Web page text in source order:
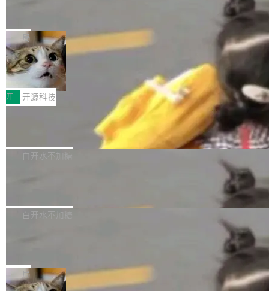
布，具体更新内容包括： feat(zero)：Zero 现
支持 --security superflag（token=...;whitelist
=...），与 Alpha 版本的格式一致，并据此对其
管理 HTTP 端点进行授权。 <blockquote> <p>
<span><strong>警告：</strong>&nbsp;Zero
的 admin ...
块钱的玩意儿——一根小竹签，一个竹筒，一头
系着涂了松香的线。甩起来，竹膜震动，发出“哇
——哇”的蝉鸣声。实物越来越难找了，有开发者
把它做成了 Web 玩具，放在 zhuzhiliao.imsai.c
c 上，并在 GitHub 开源。 玩法很简单：按住屏
幕画圈，或者直接甩手机。页面会实时显示转速
（圈/秒），声音来自真实竹知了录音的 1.72 秒
采样，无缝循环。音频解码失败时，还有一套合
成兜底——锯齿波振荡器模拟脉冲，并联带通共
局
30倍效率升级：解锁医学影像数据要素
价值化的真实路径
完成一例腹部CT影像标注，张医生过去需要约1
20个小时。他必须在数百张连续影像上，一笔一
笔勾画边界，一层一层识别肌肉组织。如今，使
用东软飞标医学影像标注平台，同样的工作缩短
至4小时，效率提升30倍。 这组数字背后，改变
的不只是速度，而是把医学影像转化为AI能力的
正，才能成为机器能理解的高质量数据。医学影
张CT影像上完成像素级精细分割，让系统"...
开 开源科技
Apache Dubbo-go v3.3.2 正式发布
这个版本面向生产环境，重心在内核稳定性。我
们彻底收敛了旧配置体系，扩展了 Triple 协议与
白开水不加糖
理工具。它可以查看，转换，编辑和分类所有主
新功能 macOS：在 Connect/Share 按钮中添加
通过 AirDop 共享书籍的功能 Content server：
白开水不加糖
ube 视频，标题是"SwiftUI 七年后：一个平庸的
故事"。视频核心观点很简单：SwiftUI 发布七年
局